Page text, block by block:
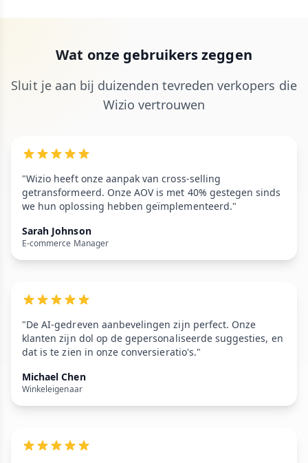
Wat onze gebruikers zeggen
Sluit je aan bij duizenden tevreden verkopers die
Wizio vertrouwen
"Wizio heeft onze aanpak van cross-selling
getransformeerd. Onze AOV is met 40% gestegen sinds
we hun oplossing hebben geïmplementeerd."
Sarah Johnson
E-commerce Manager
"De AI-gedreven aanbevelingen zijn perfect. Onze
klanten zijn dol op de gepersonaliseerde suggesties, en
dat is te zien in onze conversieratio's."
Michael Chen
Winkeleigenaar